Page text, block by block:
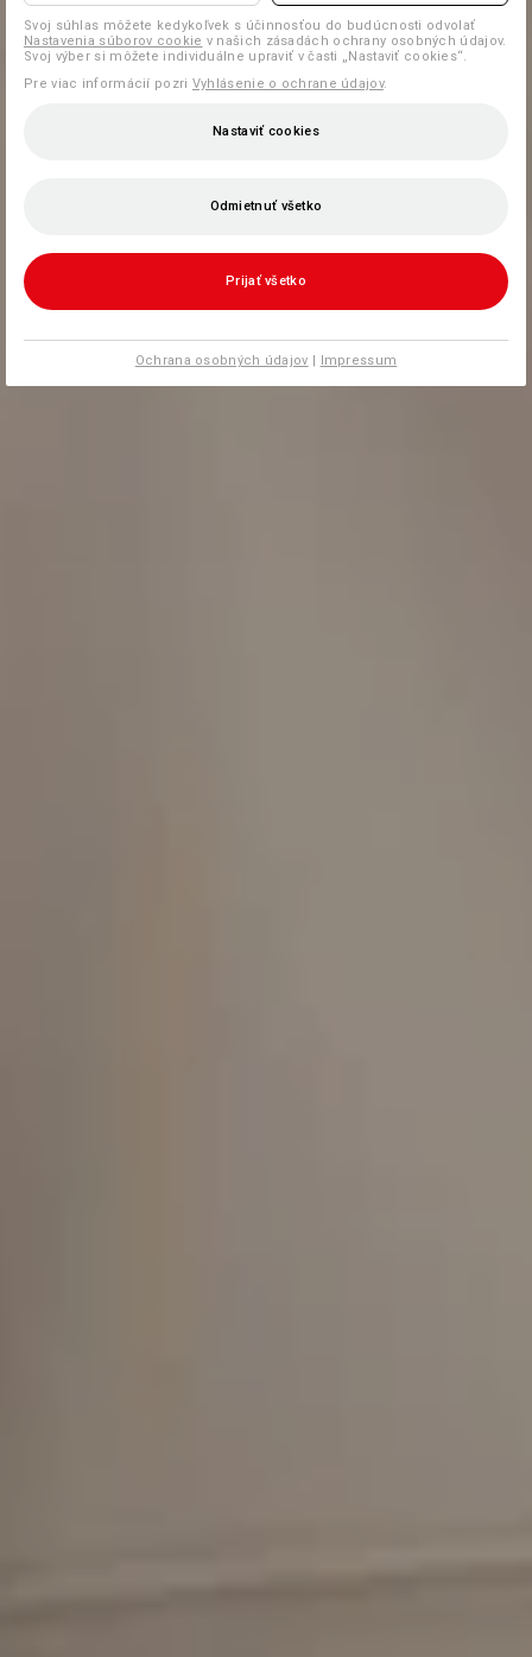
Svoj súhlas môžete kedykoľvek s účinnosťou do budúcnosti odvolať
Nastavenia súborov cookie v našich zásadách ochrany osobných údajov.
Svoj výber si môžete individuálne upraviť v časti „Nastaviť cookies“.
Pre viac informácií pozri Vyhlásenie o ochrane údajov.
Nastaviť cookies
Odmietnuť všetko
Prijať všetko
Ochrana osobných údajov | Impressum